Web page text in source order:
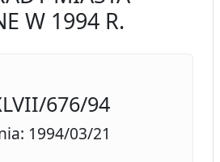
W 1994 R.
676/94
1994/03/21